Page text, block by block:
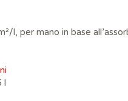
l, per mano in base
l